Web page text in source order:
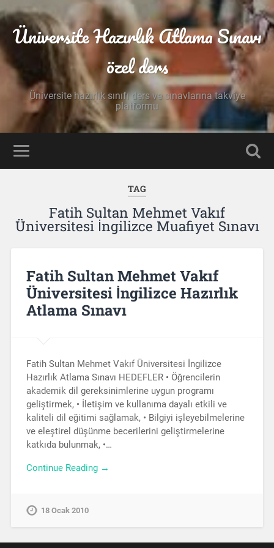
Üniversite Hazırlık Atlama Sınavı
özel ders
Üniversite hazırlık sınıfı ders ve sınavlarına takviye
platformu
TAG
Fatih Sultan Mehmet Vakıf
Üniversitesi İngilizce Muafiyet Sınavı
Fatih Sultan Mehmet Vakıf
Üniversitesi İngilizce Hazırlık
Atlama Sınavı
Fatih Sultan Mehmet Vakıf Üniversitesi İngilizce
Hazırlık Atlama Sınavı HEDEFLER • Öğrencilerin
akademik dil gereksinimlerine uygun programı
geliştirmek, • İletişim ve kullanıma dayalı etkili ve
kaliteli dil eğitimi sağlamak, • Bilgiyi işleyebilmelerine
ve eleştirel düşünme becerilerini geliştirmelerine
katkıda bulunmak, •…
Continue Reading →
18 Ocak 2010